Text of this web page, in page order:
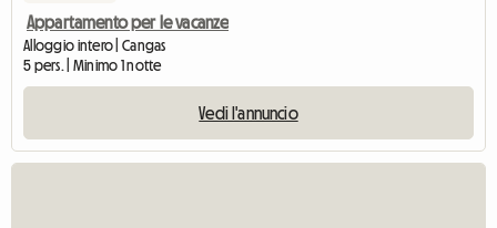
Appartamento per le vacanze
Alloggio intero | Cangas
5 pers. | Minimo 1 notte
Vedi l'annuncio